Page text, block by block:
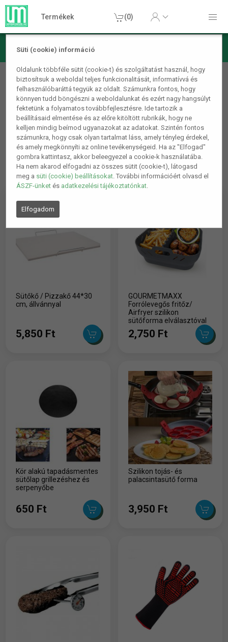
Süti (cookie) információ
Oldalunk többféle sütit (cookie-t) és szolgáltatást használ, hogy
biztosítsuk a weboldal teljes funkcionalitását, informatívvá és
felhasználóbaráttá tegyük az oldalt. Számunkra fontos, hogy
könnyen tudd böngészni a weboldalunkat és ezért nagy hangsúlyt
fektetünk a folyamatos továbbfejlesztésre. Ide tartozik a
beállításaid elmentése és az előre kitöltött rubrikák, hogy ne
kelljen mindig beírnod ugyanazokat az adatokat. Szintén fontos
számunkra, hogy csak olyan tartalmat láss, amely tényleg érdekel,
és amely megkönnyíti az online tevékenységeid. Ha az "Elfogad"
gombra kattintasz, akkor beleegyezel a cookie-k használatába.
Ha nem akarod elfogadni az összes sütit (cookie-t), látogasd
meg a süti (cookie) beállításokat. További információért olvasd el
ÁSZF-ünket és adatkezelési tájékoztatónkat.
Elfogadom
Termékek (0)
Konyhai termékek
Sütés
1 2 5.
Sütőkő / Pizzakő 44*30
cm, állvánnyal
5,850 Ft
GOURMETMAXX
Forrólevegős fritőz/
Airfryer szilikon
sütőforma elválasztóval
21*21*8 cm
2,750 Ft
Kör alakú tapadásmentes
sütőlap grillezéshez és
serpenyőbe
650 Ft
Szilikon tojás- és
palacsintasütő forma
3,950 Ft